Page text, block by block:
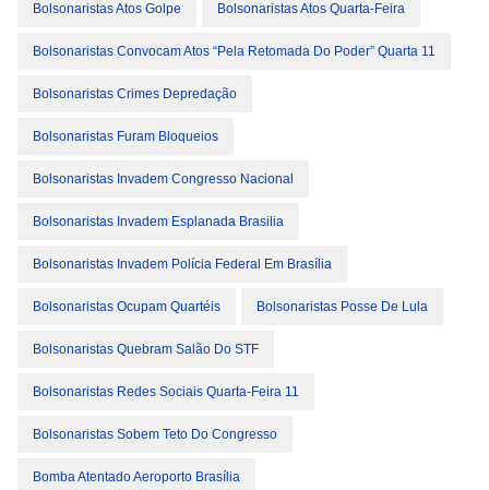
Bolsonaristas Atos Golpe Bolsonaristas Atos Quarta-Feira
Bolsonaristas Convocam Atos “pela Retomada Do Poder” Quarta 11
Bolsonaristas Crimes Depredação
Bolsonaristas Furam Bloqueios
Bolsonaristas Invadem Congresso Nacional
Bolsonaristas Invadem Esplanada Brasilia
Bolsonaristas Invadem Polícia Federal Em Brasília
Bolsonaristas Ocupam Quartéis Bolsonaristas Posse De Lula
Bolsonaristas Quebram Salão Do STF
Bolsonaristas Redes Sociais Quarta-Feira 11
Bolsonaristas Sobem Teto Do Congresso
Bomba Atentado Aeroporto Brasília